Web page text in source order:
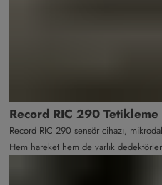
Record RIC 290 Tetikleme
Record RIC 290 sensör cihazı,
Hem hareket hem de varlık